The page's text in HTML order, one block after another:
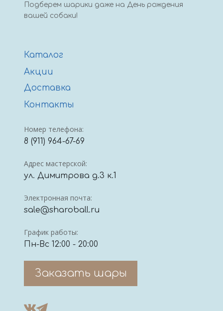
Подберем шарики даже на День рождения
вашей собаки!
Каталог
Акции
Доставка
Контакты
Номер телефона:
8 (911) 964-67-69
Адрес мастерской:
ул. Димитрова д.3 к.1
Электронная почта:
sale@sharoball.ru
График работы:
Пн-Вс 12:00 - 20:00
Заказать шары